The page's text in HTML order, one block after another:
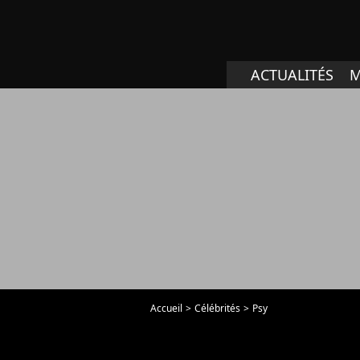
ACTUALITÉS
Accueil Célébrités Psy